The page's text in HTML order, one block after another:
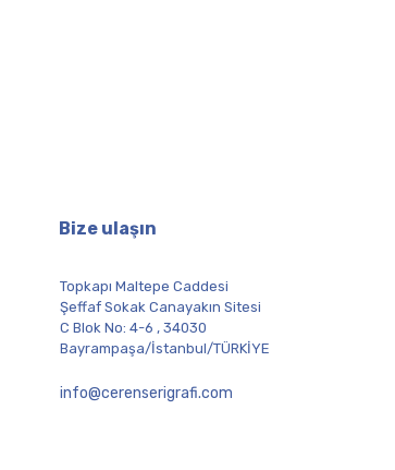
Bize ulaşın
Topkapı Maltepe Caddesi
Şeffaf Sokak Canayakın Sitesi
C Blok No: 4-6 , 34030
Bayrampaşa/İstanbul/TÜRKİYE
info@cerenserigrafi.com